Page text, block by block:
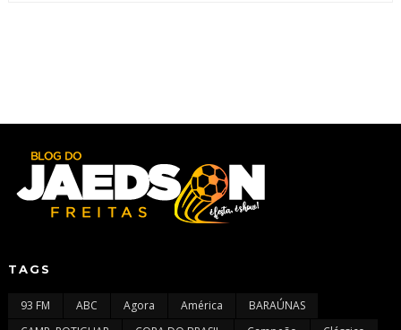
TAGS
93 FM ABC Agora América
BARAÚNAS